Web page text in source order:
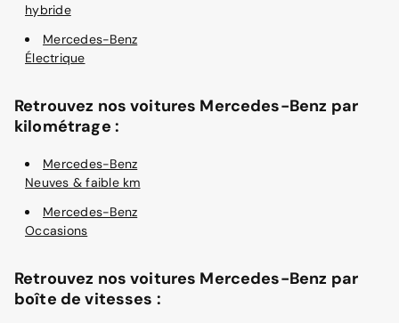
hybride
Mercedes-Benz
Électrique
Retrouvez nos voitures Mercedes-Benz par
kilométrage :
Mercedes-Benz
Neuves & faible km
Mercedes-Benz
Occasions
Retrouvez nos voitures Mercedes-Benz par
boîte de vitesses :